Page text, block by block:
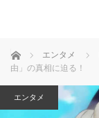
ホーム エンタメ
由」の真相に迫る！
エンタメ